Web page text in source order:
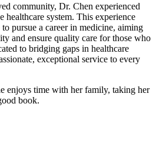
community, Dr. Chen experienced
healthcare system. This experience
pursue a career in medicine, aiming
and ensure quality care for those who
to bridging gaps in healthcare
exceptional service to every
enjoys time with her family, taking her
book.